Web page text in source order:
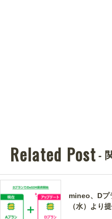
Related Post -
mineo、Dプ
（水）より